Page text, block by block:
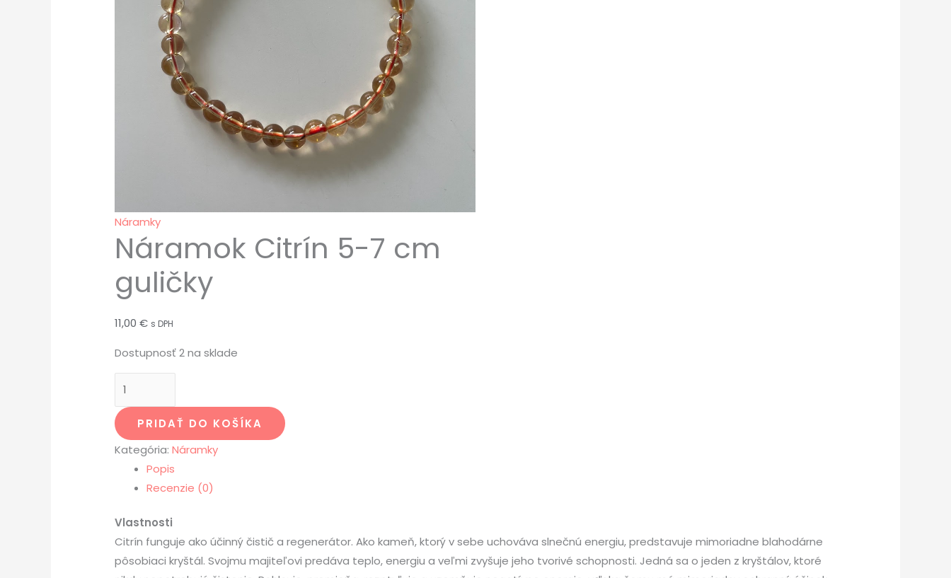
Náramky
Náramok Citrín 5-7 cm
guličky
11,00 € s DPH
Dostupnosť2 na sklade
PRIDAŤ DO KOŠÍKA
Kategória: Náramky
Popis
Recenzie (0)
Vlastnosti
Citrín funguje ako účinný čistič a regenerátor. Ako kameň, ktorý v sebe uchováva slnečnú energiu, predstavuje mimoriadne blahodárne
pôsobiaci kryštál. Svojmu majiteľovi predáva teplo, energiu a veľmi zvyšuje jeho tvorivé schopnosti. Jedná sa o jeden z kryštálov, ktoré